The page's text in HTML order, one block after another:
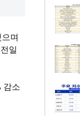
며
일
감소